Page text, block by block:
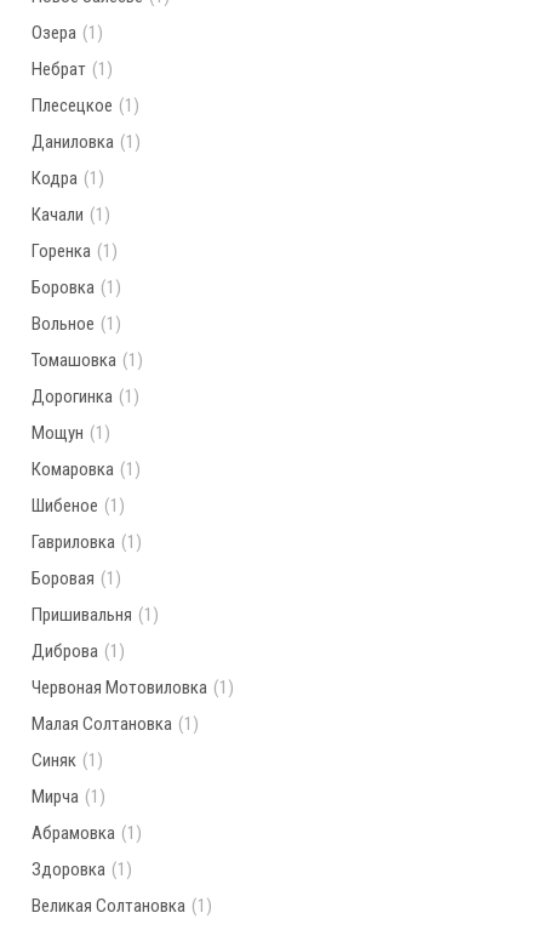
Озера (1)
Небрат (1)
Плесецкое (1)
Даниловка (1)
Кодра (1)
Качали (1)
Горенка (1)
Боровка (1)
Вольное (1)
Томашовка (1)
Дорогинка (1)
Мощун (1)
Комаровка (1)
Шибеное (1)
Гавриловка (1)
Боровая (1)
Пришивальня (1)
Диброва (1)
Червоная Мотовиловка (1)
Малая Солтановка (1)
Синяк (1)
Мирча (1)
Абрамовка (1)
Здоровка (1)
Великая Солтановка (1)